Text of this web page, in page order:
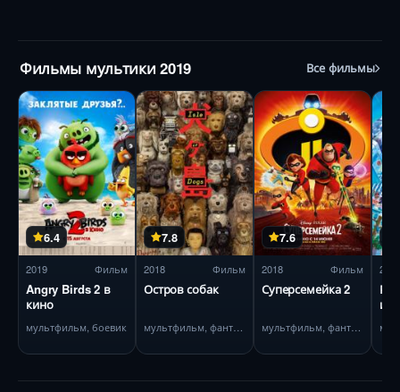
Фильмы мультики 2019 Все фильмы
6.4
2019 Фильм
Angry Birds 2 в
кино
мультфильм, боевик
7.8
2018 Фильм
Остров собак
7.6
2018 Фильм
Суперсемейка 2
2018